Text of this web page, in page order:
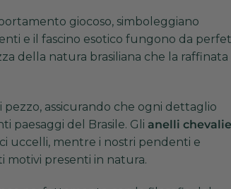
giocoso, simboleggiano
e il fascino esotico fungono da
della natura brasiliana che la raffinata
assicurando che ogni dettaglio
paesaggi del Brasile. Gli anelli
uccelli, mentre i nostri pendenti e
motivi presenti in natura.